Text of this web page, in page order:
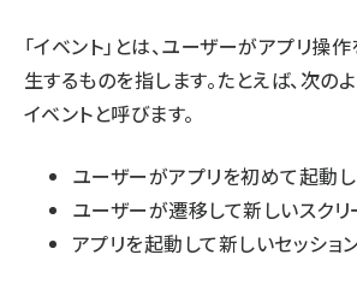
「イベント」とは、ユーザーがアプリ操
生するものを指します。たとえば、次の
イベントと呼びます。
ユーザーがアプリを初めて起動
ユーザーが遷移して新しいスク
アプリを起動して新しいセッショ